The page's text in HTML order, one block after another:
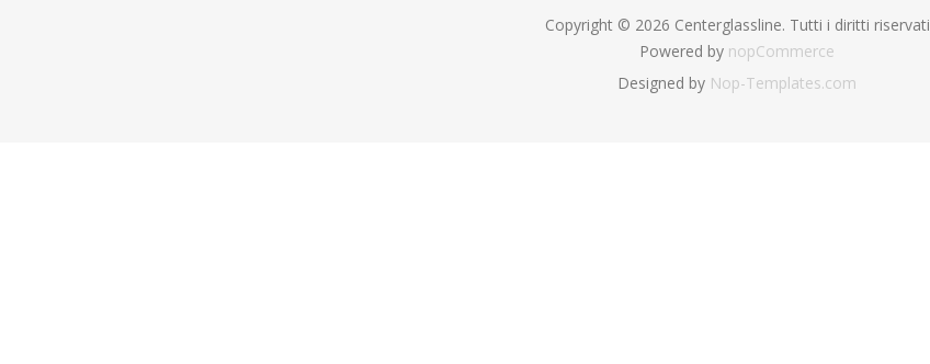
Copyright © 2026 Centerglassline. Tutti i diritti riservati
Powered by nopCommerce
Designed by Nop-Templates.com